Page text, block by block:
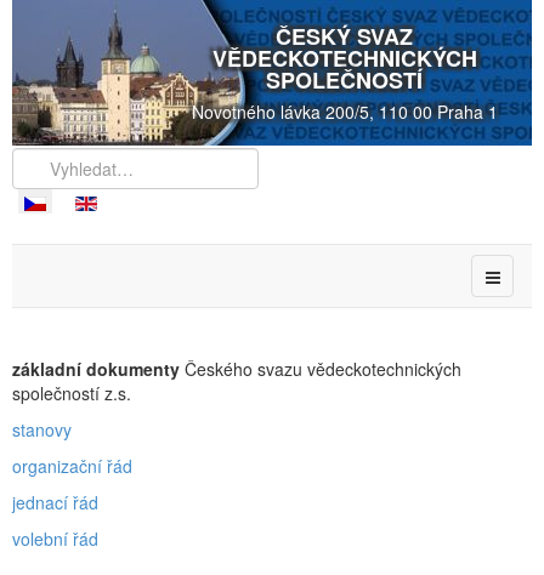
ČESKÝ SVAZ
VĚDECKOTECHNICKÝCH
SPOLEČNOSTÍ
Novotného lávka 200/5, 110 00 Praha 1
základní dokumenty Českého svazu vědeckotechnických
společností z.s.
stanovy
organizační řád
jednací řád
volební řád